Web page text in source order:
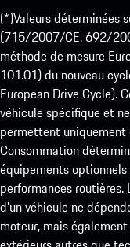
(*)Valeurs déterminées
(715/2007/CE, 692/
méthode de mesure
101.01) du nouveau
European Drive Cycle).
véhicule spécifique et
permettent
Consommation
équipements
performances routières.
d’un véhicule ne
moteur, mais